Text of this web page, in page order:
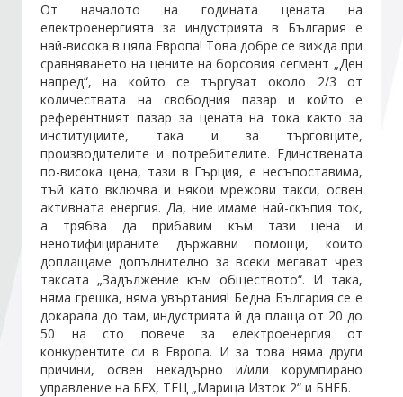
Социален диалог
Дейности
Арбитражен съд
Проекти
Членове
Стани член
Абонирайте се!
От началото на годината цената на
електроенергията за индустрията в България е
най-висока в цяла Европа! Това добре се вижда при
сравняването на цените на борсовия сегмент „Ден
напред“, на който се търгуват около 2/3 от
количествата на свободния пазар и който е
референтният пазар за цената на тока както за
институциите, така и за търговците,
производителите и потребителите. Единствената
по-висока цена, тази в Гърция, е несъпоставима,
тъй като включва и някои мрежови такси, освен
активната енергия. Да, ние имаме най-скъпия ток,
а трябва да прибавим към тази цена и
ненотифицираните държавни помощи, които
доплащаме допълнително за всеки мегават чрез
таксата „Задължение към обществото“. И така,
няма грешка, няма увъртания! Бедна България се е
докарала до там, индустрията й да плаща от 20 до
50 на сто повече за електроенергия от
конкурентите си в Европа. И за това няма други
причини, освен некадърно и/или корумпирано
управление на БЕХ, ТЕЦ „Марица Изток 2“ и БНЕБ.